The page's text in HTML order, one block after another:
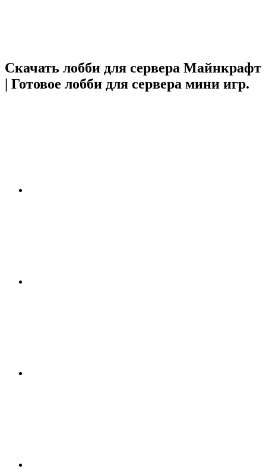
Скачать лобби для сервера Майнкрафт
| Готовое лобби для сервера мини игр.